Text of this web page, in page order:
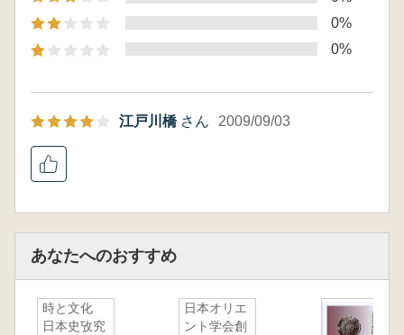
問題(杉本源造)
比叡山東麓古墳群の双室墳について(吉水眞彦)
飛鳥島庄遺跡についての覚書(卜部行弘)
飛鳥の「京」と大津の「京」(林 博通)
藤原京の景観(竹田政敬)
「甲賀宮国分寺」と「旧史跡紫香楽宮跡」(田
中勝弘)
平城京左京「十条」条坊と京南辺条条里(小
澤 毅)
第2部 アジアからの視点
0%
0%
江戸川橋さん 2009/09/03
あなたへのおすすめ
時と文化
日本史攷究
日本オリエ
ント学会創